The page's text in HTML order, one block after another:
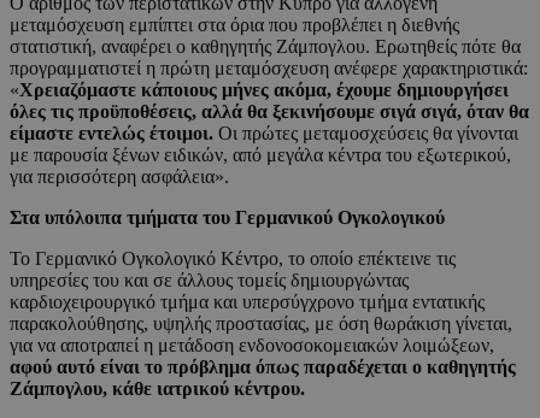
μεταμόσχευση εμπίπτει στα όρια που προβλέπει η διεθνής
στατιστική, αναφέρει ο καθηγητής Ζάμπογλου. Ερωτηθείς πότε θα
προγραμματιστεί η πρώτη μεταμόσχευση ανέφερε χαρακτηριστικά:
«Χρειαζόμαστε κάποιους μήνες ακόμα, έχουμε δημιουργήσει
όλες τις προϋποθέσεις, αλλά θα ξεκινήσουμε σιγά σιγά, όταν θα
είμαστε εντελώς έτοιμοι. Οι πρώτες μεταμοσχεύσεις θα γίνονται
με παρουσία ξένων ειδικών, από μεγάλα κέντρα του εξωτερικού,
για περισσότερη ασφάλεια».
Στα υπόλοιπα τμήματα του Γερμανικού Ογκολογικού
Το Γερμανικό Ογκολογικό Κέντρο, το οποίο επέκτεινε τις
υπηρεσίες του και σε άλλους τομείς δημιουργώντας
καρδιοχειρουργικό τμήμα και υπερσύγχρονο τμήμα εντατικής
παρακολούθησης, υψηλής προστασίας, με όση θωράκιση γίνεται,
για να αποτραπεί η μετάδοση ενδονοσοκομειακών λοιμώξεων,
αφού αυτό είναι το πρόβλημα όπως παραδέχεται ο καθηγητής
Ζάμπογλου, κάθε ιατρικού κέντρου.